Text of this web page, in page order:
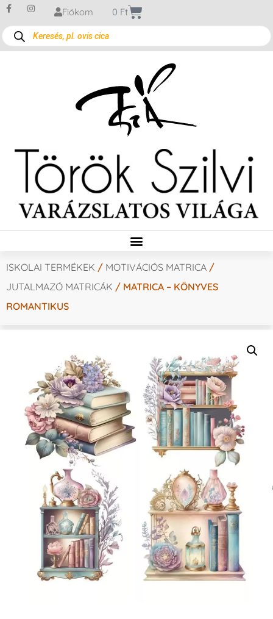
Fiókom 0 Ft
ISKOLAI TERMÉKEK / MOTIVÁCIÓS MATRICA /
JUTALMAZÓ MATRICÁK / MATRICA – KÖNYVES
ROMANTIKUS